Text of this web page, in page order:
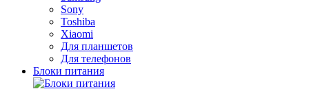
Sony
Toshiba
Xiaomi
Для планшетов
Для телефонов
Блоки питания